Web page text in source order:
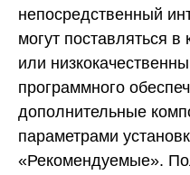
непосредственный
могут поставляться
или
программного
дополнительные
параметрами
«Рекомендуемые».